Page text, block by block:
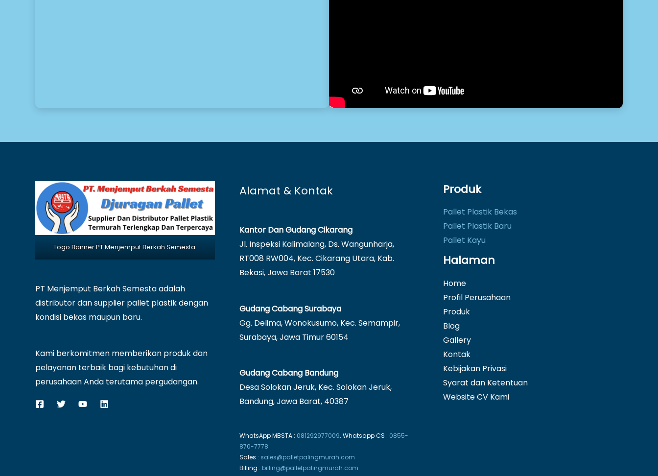
Logo Banner PT Menjemput Berkah Semesta
PT Menjemput Berkah Semesta adalah
distributor dan supplier pallet plastik dengan
kondisi bekas maupun baru.
Kami berkomitmen memberikan produk dan
pelayanan terbaik bagi kebutuhan di
perusahaan Anda terutama pergudangan.
Alamat & Kontak
Kantor Dan Gudang Cikarang
Jl. Inspeksi Kalimalang, Ds. Wangunharja,
RT008 RW004, Kec. Cikarang Utara, Kab.
Bekasi, Jawa Barat 17530
Gudang Cabang Surabaya
Gg. Delima, Wonokusumo, Kec. Semampir,
Surabaya, Jawa Timur 60154
Gudang Cabang Bandung
Desa Solokan Jeruk, Kec. Solokan Jeruk,
Bandung, Jawa Barat, 40387
WhatsApp MBSTA : 081292977009. Whatsapp CS : 0855-
870-7778
Sales : sales@palletpalingmurah.com
Billing : billing@palletpalingmurah.com
Produk
Pallet Plastik Bekas
Pallet Plastik Baru
Pallet Kayu
Halaman
Home
Profil Perusahaan
Produk
Blog
Gallery
Kontak
Kebijakan Privasi
Syarat dan Ketentuan
Website CV Kami